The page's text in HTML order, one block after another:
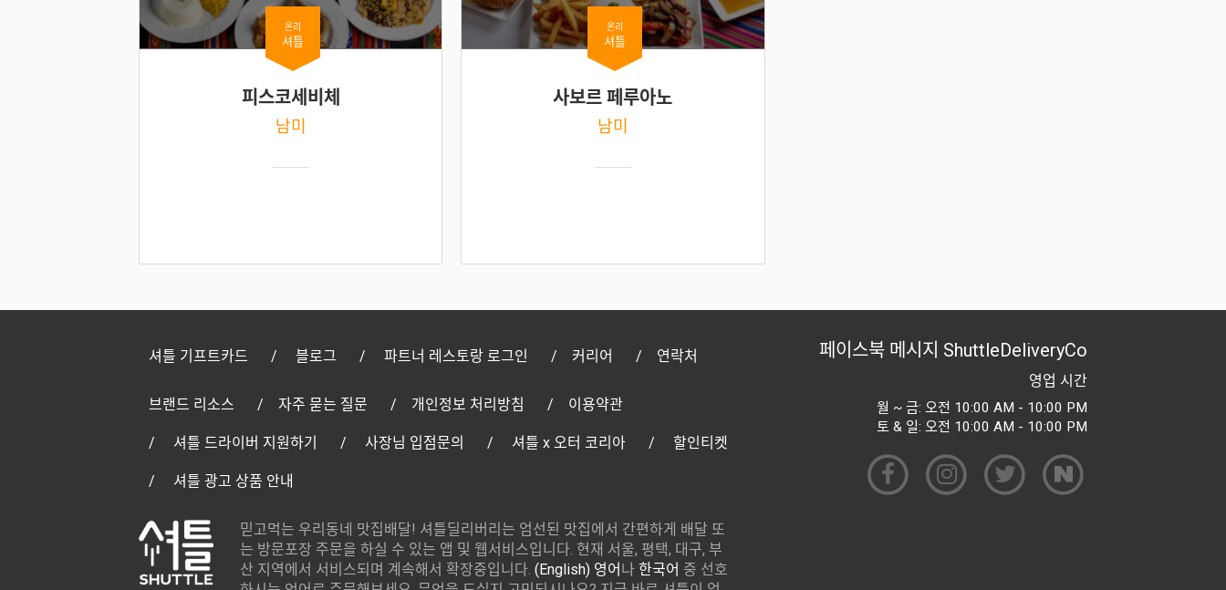
온리
셔틀
피스코세비체
남미
온리
셔틀
사보르 페루아노
남미
셔틀 기프트카드 블로그 파트너 레스토랑 로그인 커리어 연락처
브랜드 리소스 자주 묻는 질문 개인정보 처리방침 이용약관
셔틀 드라이버 지원하기 사장님 입점문의 셔틀 x 오터 코리아 할인티켓
셔틀 광고 상품 안내
믿고먹는 우리동네 맛집배달! 셔틀딜리버리는 엄선된 맛집에서 간편하게 배달 또
는 방문포장 주문을 하실 수 있는 앱 및 웹서비스입니다. 현재 서울, 평택, 대구, 부
산 지역에서 서비스되며 계속해서 확장중입니다.(English) 영어 나한국어 중 선호
페이스북 메시지 ShuttleDeliveryCo
영업 시간
월 ~ 금: 오전 10:00 AM - 10:00 PM
토 & 일: 오전 10:00 AM - 10:00 PM